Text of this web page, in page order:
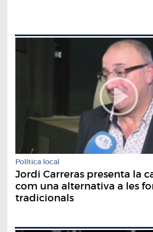
Política local
Jordi Carreras presenta la
com una alternativa a les
tradicionals